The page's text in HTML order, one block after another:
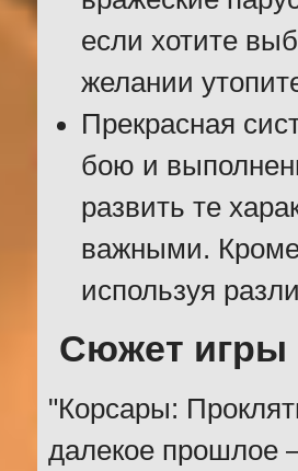
если хотите
желании
Прекрасная
бою и
развить те
важными. Кроме
используя
Сюжет игры
"Корсары:
далекое прошлое